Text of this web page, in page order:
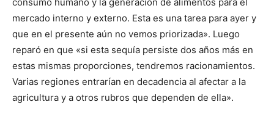
mercado interno y externo. Esta es una tarea para ayer y
que en el presente aún no vemos priorizada». Luego
reparó en que «si esta sequía persiste dos años más en
estas mismas proporciones, tendremos racionamientos.
Varias regiones entrarían en decadencia al afectar a la
agricultura y a otros rubros que dependen de ella».